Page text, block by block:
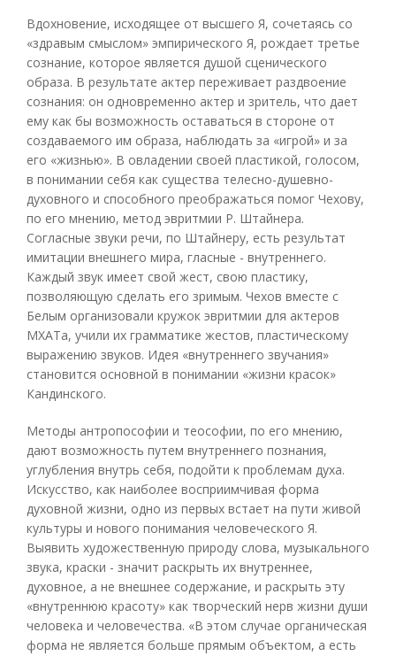
Вдохновение, исходящее от высшего Я, сочетаясь со
«здравым смыслом» эмпирического Я, рождает третье
сознание, которое является душой сценического
образа. В результате актер переживает раздвоение
сознания: он одновременно актер и зритель, что дает
ему как бы возможность оставаться в стороне от
создаваемого им образа, наблюдать за «игрой» и за
его «жизнью». В овладении своей пластикой, голосом,
в понимании себя как существа телесно-душевно-
духовного и способного преображаться помог Чехову,
по его мнению, метод эвритмии Р. Штайнера.
Согласные звуки речи, по Штайнеру, есть результат
имитации внешнего мира, гласные - внутреннего.
Каждый звук имеет свой жест, свою пластику,
позволяющую сделать его зримым. Чехов вместе с
Белым организовали кружок эвритмии для актеров
МХАТа, учили их грамматике жестов, пластическому
выражению звуков. Идея «внутреннего звучания»
становится основной в понимании «жизни красок»
Кандинского.
Методы антропософии и теософии, по его мнению,
дают возможность путем внутреннего познания,
углубления внутрь себя, подойти к проблемам духа.
Искусство, как наиболее восприимчивая форма
духовной жизни, одно из первых встает на пути живой
культуры и нового понимания человеческого Я.
Выявить художественную природу слова, музыкального
звука, краски - значит раскрыть их внутреннее,
духовное, а не внешнее содержание, и раскрыть эту
«внутреннюю красоту» как творческий нерв жизни души
человека и человечества. «В этом случае органическая
форма не является больше прямым объектом, а есть